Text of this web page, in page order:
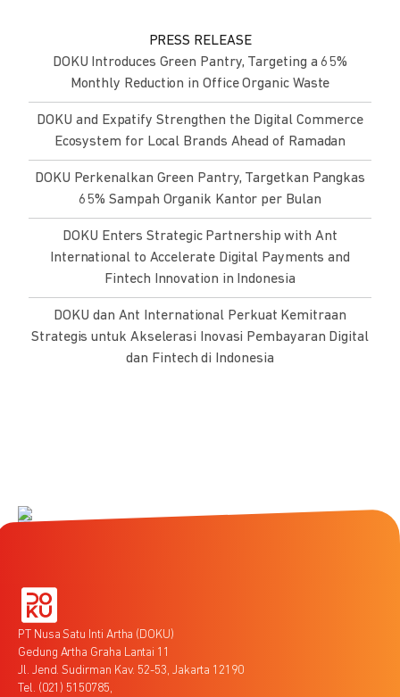
PRESS RELEASE
DOKU Introduces Green Pantry, Targeting a 65%
Monthly Reduction in Office Organic Waste
DOKU and Expatify Strengthen the Digital Commerce
Ecosystem for Local Brands Ahead of Ramadan
DOKU Perkenalkan Green Pantry, Targetkan Pangkas
65% Sampah Organik Kantor per Bulan
DOKU Enters Strategic Partnership with Ant
International to Accelerate Digital Payments and
Fintech Innovation in Indonesia
DOKU dan Ant International Perkuat Kemitraan
Strategis untuk Akselerasi Inovasi Pembayaran Digital
dan Fintech di Indonesia
PT Nusa Satu Inti Artha (DOKU)
Gedung Artha Graha Lantai 11
Jl. Jend. Sudirman Kav. 52-53, Jakarta 12190
Tel. (021) 5150785,